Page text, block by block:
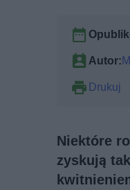
Autor:
Drukuj
Niektóre
zyskują